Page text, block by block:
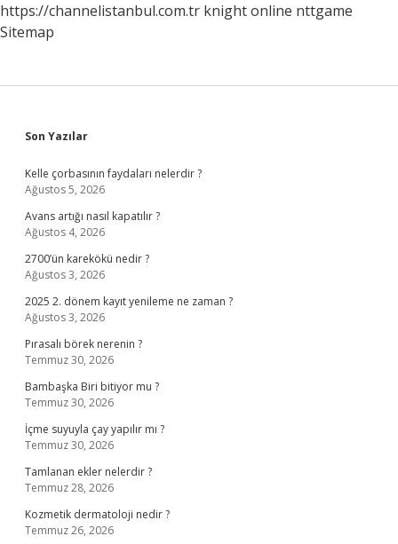
https://channelistanbul.com.tr knight online nttgame
Sitemap
Sidebar
Son Yazılar
Kelle çorbasının faydaları nelerdir ?
Ağustos 5, 2026
Avans artığı nasıl kapatılır ?
Ağustos 4, 2026
2700’ün karekökü nedir ?
Ağustos 3, 2026
2025 2. dönem kayıt yenileme ne zaman ?
Ağustos 3, 2026
Pırasalı börek nerenin ?
Temmuz 30, 2026
Bambaşka Biri bitiyor mu ?
Temmuz 30, 2026
İçme suyuyla çay yapılır mı ?
Temmuz 30, 2026
Tamlanan ekler nelerdir ?
Temmuz 28, 2026
Kozmetik dermatoloji nedir ?
Temmuz 26, 2026